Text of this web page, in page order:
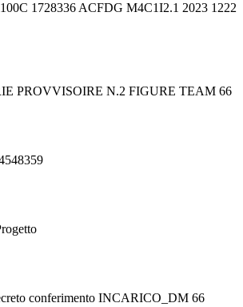
1728336 ACFDG M4C1I2.1 2023 1222
PROVVISOIRE N.2 FIGURE TEAM 66
conferimento INCARICO_DM 66